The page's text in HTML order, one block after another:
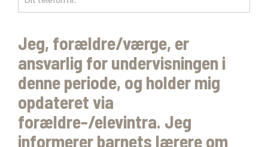
Jeg, forældre/værge, er
ansvarlig for undervisningen i
denne periode, og holder mig
opdateret via
forældre-/elevintra. Jeg
informerer barnets lærere om